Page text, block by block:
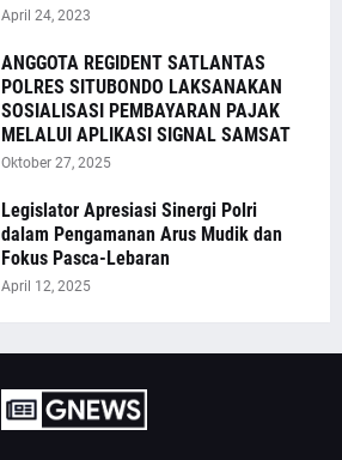
April 24, 2023
ANGGOTA REGIDENT SATLANTAS
POLRES SITUBONDO LAKSANAKAN
SOSIALISASI PEMBAYARAN PAJAK
MELALUI APLIKASI SIGNAL SAMSAT
Oktober 27, 2025
Legislator Apresiasi Sinergi Polri
dalam Pengamanan Arus Mudik dan
Fokus Pasca-Lebaran
April 12, 2025